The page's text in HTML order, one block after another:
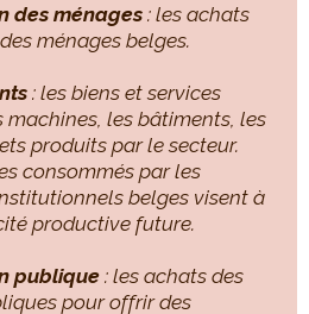
des ménages : les achats
ménages belges.
: les biens et services
les bâtiments, les
produits par le secteur.
consommés par les
belges visent à
productive future.
publique: les achats des
pour offrir des